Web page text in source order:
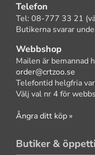
Telefon
Tel: 08-777 33 21
Butikerna svarar
Webbshop
Mailen är bemannad
order@crtzoo.se
Telefontid helgfria
Välj val nr 4 för
Ångra ditt köp »
Butiker &